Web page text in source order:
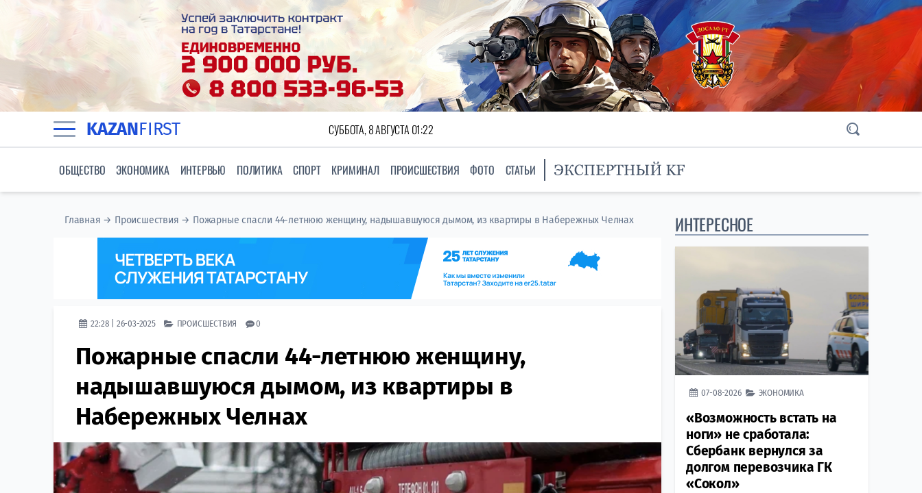
KAZANFIRST СУББОТА, 8 АВГУСТА 01:22
ОБЩЕСТВО ЭКОНОМИКА ИНТЕРВЬЮ ПОЛИТИКА СПОРТ КРИМИНАЛ ПРОИСШЕСТВИЯ ФОТО СТАТЬИ
Главная → Происшествия → Пожарные спасли 44-летнюю женщину, надышавшуюся дымом, из квартиры в Набережных Челнах
22:28 | 26-03-2025 ПРОИСШЕСТВИЯ 0
Пожарные спасли 44-летнюю женщину,
надышавшуюся дымом, из квартиры в
Набережных Челнах
ИНТЕРЕСНОЕ
07-08-2026 ЭКОНОМИКА
«Возможность встать на
ноги» не сработала:
Сбербанк вернулся за
долгом перевозчика ГК
«Сокол»